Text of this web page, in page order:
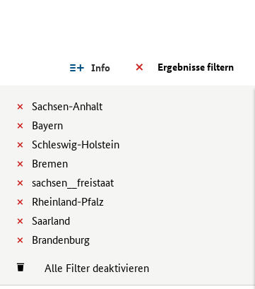
Ergebnisse filtern
Info
Sachsen-Anhalt
Bayern
Schleswig-Holstein
Bremen
sachsen__freistaat
Rheinland-Pfalz
Saarland
Brandenburg
Alle Filter deaktivieren